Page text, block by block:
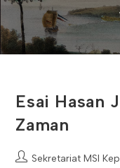
Esai Hasan
Zaman
PostSekretariat MSI